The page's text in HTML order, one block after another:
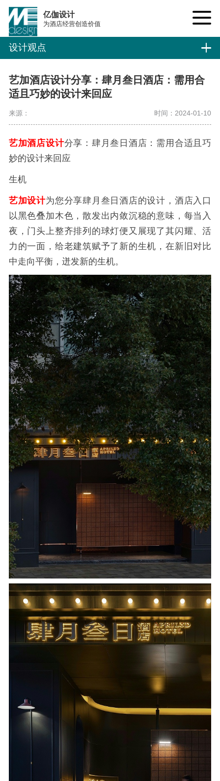
亿伽设计
为酒店经营创造价值
设计观点
艺加酒店设计分享：肆月叁日酒店：需用合
适且巧妙的设计来回应
来源： 时间：2024-01-10
艺加酒店设计分享：肆月叁日酒店：需用合适且巧
妙的设计来回应
生机
艺加设计为您分享肆月叁日酒店的设计，酒店入口
以黑色叠加木色，散发出内敛沉稳的意味，每当入
夜，门头上整齐排列的球灯便又展现了其闪耀、活
力的一面，给老建筑赋予了新的生机，在新旧对比
中走向平衡，迸发新的生机。